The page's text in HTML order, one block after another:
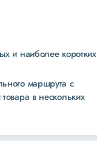
и наиболее коротких
маршрута с
в нескольких